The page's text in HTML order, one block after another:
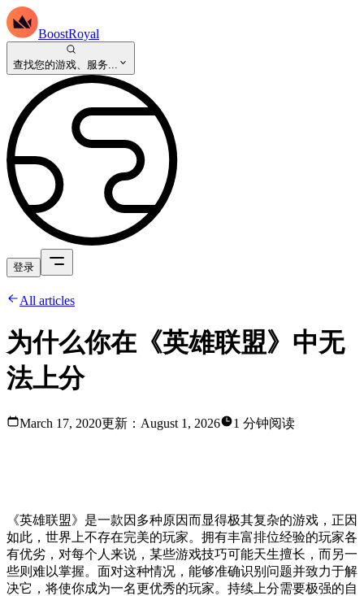
BoostRoyal
查找您的游戏、服务...
登录
All articles
为什么你在《英雄联盟》中无
法上分
March 17, 2020更新： August 1, 2026 1 分钟阅读
《英雄联盟》是一款因多种原因而显得极其复杂的游戏，正因
如此，世界上不存在完美的玩家。拥有丰富排位经验的玩家各
有优劣，对每个人来说，某些游戏技巧可能天生擅长，而另一
些则难以掌握。面对这种情况，能够准确识别问题并致力于解
决它，将使你成为一名更优秀的玩家。持续上分需要极强的自